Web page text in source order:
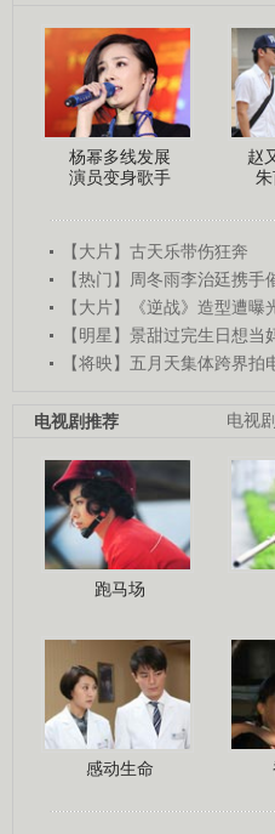
杨幂多线发展
演员变身歌手
赵
【大片】古天乐带伤狂奔
【热门】周冬雨李治廷携手
【大片】《逆战》造型遭曝
【明星】景甜过完生日想当
【将映】五月天集体跨界拍
电视
电视剧推荐
跑马场
感动生命